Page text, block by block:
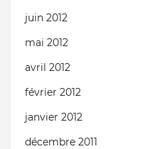
juin 2012
mai 2012
avril 2012
février 2012
janvier 2012
décembre 2011